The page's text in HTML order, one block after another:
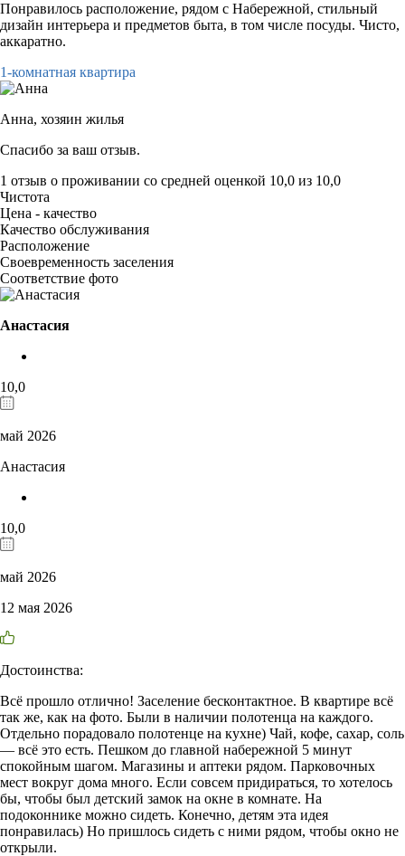
Понравилось расположение, рядом с Набережной, стильный
дизайн интерьера и предметов быта, в том числе посуды. Чисто,
аккаратно.
1-комнатная квартира
Анна, хозяин жилья
Спасибо за ваш отзыв.
1 отзыв о проживании со средней оценкой 10,0 из 10,0
Чистота
Цена - качество
Качество обслуживания
Расположение
Своевременность заселения
Соответствие фото
Анастасия
10,0
май 2026
Анастасия
10,0
май 2026
12 мая 2026
Достоинства:
Всё прошло отлично! Заселение бесконтактное. В квартире всё
так же, как на фото. Были в наличии полотенца на каждого.
Отдельно порадовало полотенце на кухне) Чай, кофе, сахар, соль
— всё это есть. Пешком до главной набережной 5 минут
спокойным шагом. Магазины и аптеки рядом. Парковочных
мест вокруг дома много. Если совсем придираться, то хотелось
бы, чтобы был детский замок на окне в комнате. На
подоконнике можно сидеть. Конечно, детям эта идея
понравилась) Но пришлось сидеть с ними рядом, чтобы окно не
открыли.